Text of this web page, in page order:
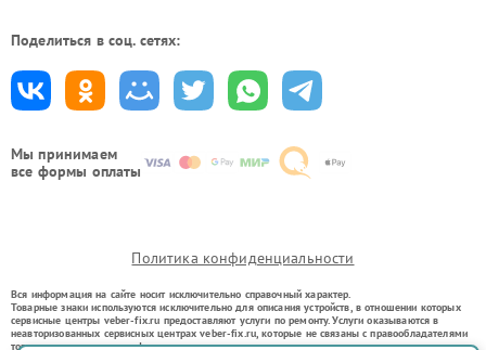
Мы принимаем
все формы оплаты
Поделиться в соц. сетях:
Политика конфиденциальности
Вся информация на сайте носит исключительно справочный характер.
Товарные знаки используются исключительно для описания устройств, в отношении которых
сервисные центры veber-fix.ru предоставляют услуги по ремонту. Услуги оказываются в
неавторизованных сервисных центрах veber-fix.ru, которые не связаны с правообладателями
товарных знаков или их официальными представителями.